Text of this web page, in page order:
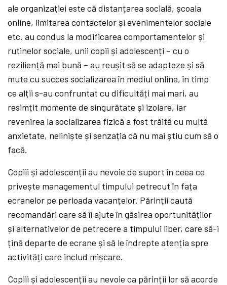
ale organizației este că distanțarea socială, școala
online, limitarea contactelor și evenimentelor sociale
etc. au condus la modificarea comportamentelor și
rutinelor sociale, unii copii și adolescenți – cu o
reziliență mai bună – au reușit să se adapteze și să
mute cu succes socializarea în mediul online, în timp
ce alții s-au confruntat cu dificultăți mai mari, au
resimțit momente de singurătate și izolare, iar
revenirea la socializarea fizică a fost trăită cu multă
anxietate, neliniște și senzația că nu mai știu cum să o
facă.
Copiii și adolescenții au nevoie de suport în ceea ce
privește managementul timpului petrecut în fața
ecranelor pe perioada vacanțelor. Părinții caută
recomandări care să îi ajute în găsirea oportunităților
și alternativelor de petrecere a timpului liber, care să-i
țină departe de ecrane și să le îndrepte atenția spre
activități care includ mișcare.
Copiii și adolescenții au nevoie ca părinții lor să acorde